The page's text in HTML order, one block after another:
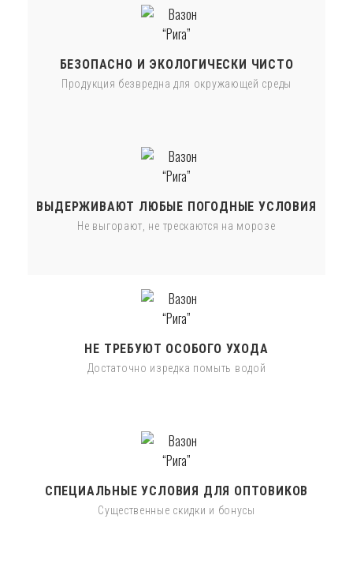
БЕЗОПАСНО И ЭКОЛОГИЧЕСКИ ЧИСТО
Продукция безвредна для окружающей среды
ВЫДЕРЖИВАЮТ ЛЮБЫЕ ПОГОДНЫЕ УСЛОВИЯ
Не выгорают, не трескаются на морозе
НЕ ТРЕБУЮТ ОСОБОГО УХОДА
Достаточно изредка помыть водой
СПЕЦИАЛЬНЫЕ УСЛОВИЯ ДЛЯ ОПТОВИКОВ
Существенные скидки и бонусы